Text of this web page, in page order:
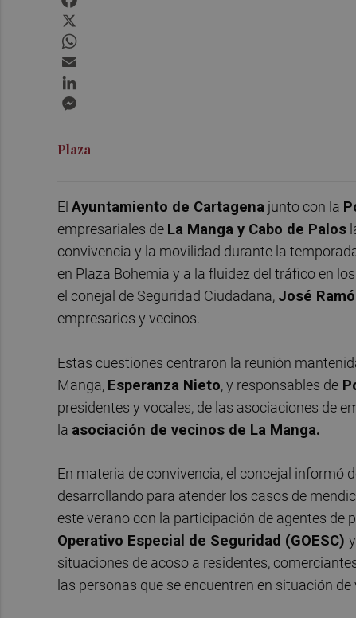
Plaza
El Ayuntamiento de Cartagena junto con la
empresariales de La Manga y Cabo de Palos
convivencia y la movilidad durante la
en Plaza Bohemia y a la fluidez del tráfico en
el conejal de Seguridad Ciudadana, José
empresarios y vecinos.
Estas cuestiones centraron la reunión
Manga, Esperanza Nieto, y responsables de
presidentes y vocales, de las asociaciones de
la asociación de vecinos de La Manga.
En materia de convivencia, el concejal informó
desarrollando para atender los casos de
este verano con la participación de agentes de
Operativo Especial de Seguridad (GOESC)
situaciones de acoso a residentes,
las personas que se encuentren en situación